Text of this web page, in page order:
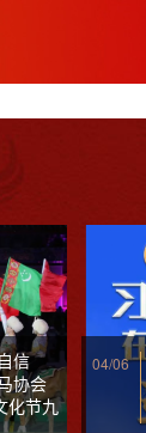
信
协会
化节九
04/06